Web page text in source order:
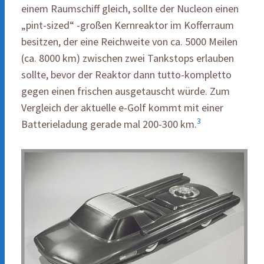
einem Raumschiff gleich, sollte der Nucleon einen
„pint-sized“ -großen Kernreaktor im Kofferraum
besitzen, der eine Reichweite von ca. 5000 Meilen
(ca. 8000 km) zwischen zwei Tankstops erlauben
sollte, bevor der Reaktor dann tutto-kompletto
gegen einen frischen ausgetauscht würde. Zum
Vergleich der aktuelle e-Golf kommt mit einer
Batterieladung gerade mal 200-300 km.3